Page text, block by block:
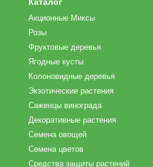
Акционные Миксы
Розы
Фруктовые деревья
Ягодные кусты
Колоновидные деревья
Экзотические растения
Саженцы винограда
Декоративные растения
Семена овощей
Семена цветов
Средства защиты растений